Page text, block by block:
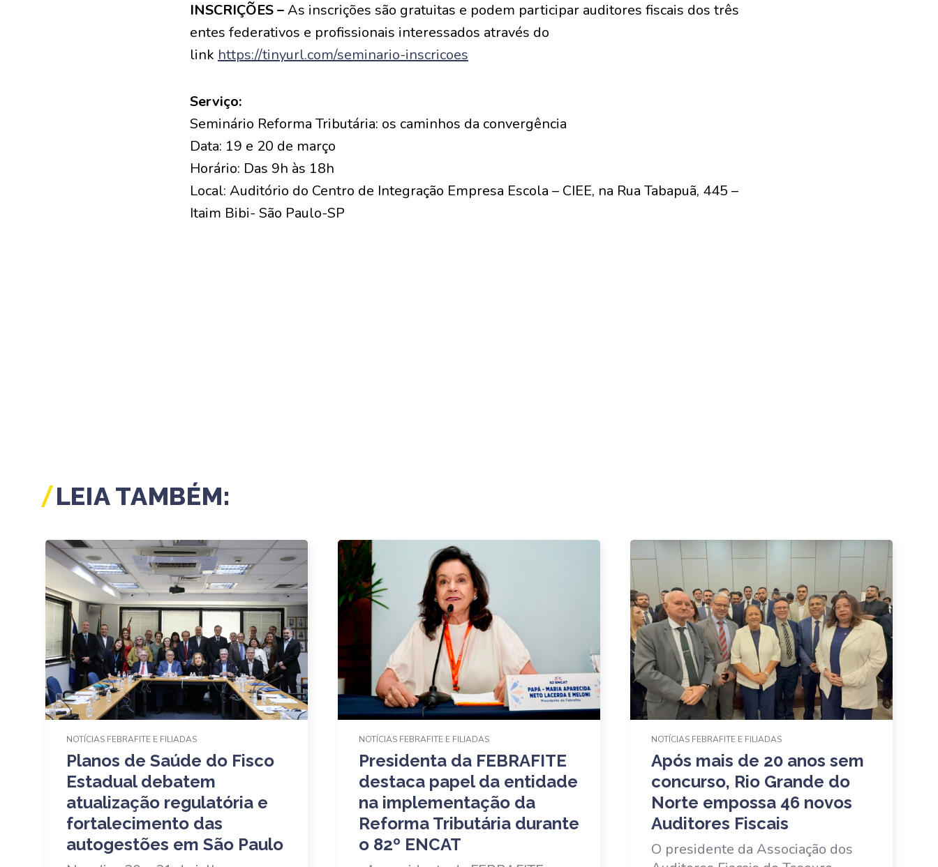
INSCRIÇÕES –As inscrições são gratuitas e podem participar auditores fiscais dos três
entes federativos e profissionais interessados através do
link https://tinyurl.com/seminario-inscricoes
Serviço:
Seminário Reforma Tributária: os caminhos da convergência
Data: 19 e 20 de março
Horário: Das 9h às 18h
Local: Auditório do Centro de Integração Empresa Escola – CIEE, na Rua Tabapuã, 445 –
Itaim Bibi- São Paulo-SP
LEIA TAMBÉM:
NOTÍCIAS FEBRAFITE E FILIADAS
Planos de Saúde do Fisco
Estadual debatem
atualização regulatória e
fortalecimento das
autogestões em São Paulo
NOTÍCIAS FEBRAFITE E FILIADAS
Presidenta da FEBRAFITE
destaca papel da entidade
na implementação da
Reforma Tributária durante
o 82º ENCAT
NOTÍCIAS FEBRAFITE E FILIADAS
Após mais de 20 anos sem
concurso, Rio Grande do
Norte empossa 46 novos
Auditores Fiscais
O presidente da Associação dos